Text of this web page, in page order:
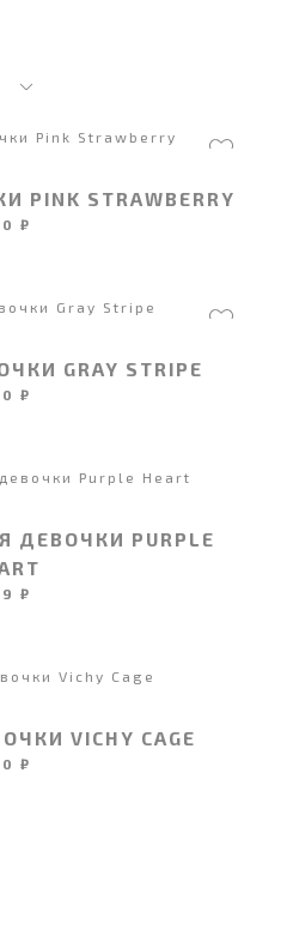
STRAWBERRY
₽
GRAY STRIPE
₽
PURPLE
₽
VICHY CAGE
₽